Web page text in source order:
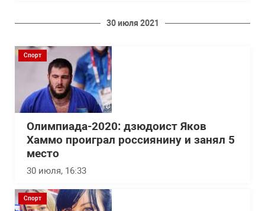
30 июля 2021
Спорт
Олимпиада-2020: дзюдоист Яков
Хаммо проиграл россиянину и занял 5
место
30 июля, 16:33
Спорт